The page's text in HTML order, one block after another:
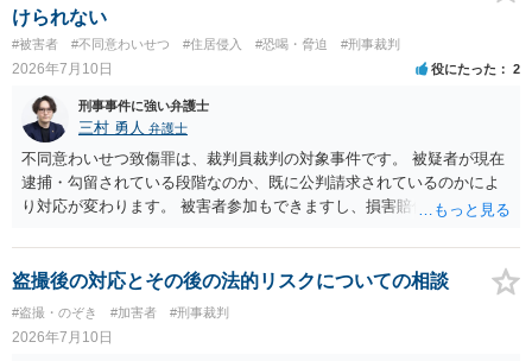
けられない
#被害者 #不同意わいせつ #住居侵入 #恐喝・脅迫 #刑事裁判
2026年7月10日 役にたった 2
刑事事件に強い弁護士
三村 勇人 弁護士
不同意わいせつ致傷罪は、裁判員裁判の対象事件です。 被疑者が現在
逮捕・勾留されている段階なのか、既に公判請求されているのかによ
り対応が変わります。 被害者参加もできますし、損害賠償命令制度も
第三者を保証人とする内容で債務名義を取得できるの、まずは刑事和
解を検討します。 弁護士に依頼せず、ご自身で手続きを進めることは
できますが、経験上うまくいった例をみたことがありません。 弁護士
へご相談されることをお勧めはいたします。 ※余談ですが、被害者通
知を依頼すると現在の検察庁での捜査進行や公判期日を知ることがで
盗撮後の対応とその後の法的リスクについての相談
#盗撮・のぞき #加害者 #刑事裁判
2026年7月10日